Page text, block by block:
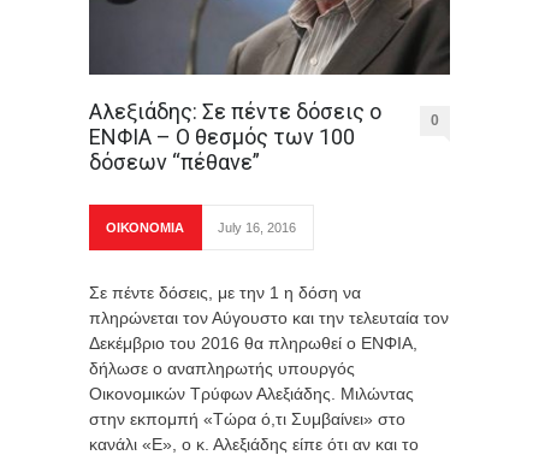
Αλεξιάδης: Σε πέντε δόσεις ο
ΕΝΦΙΑ – Ο θεσμός των 100
δόσεων “πέθανε”
0
ΟΙΚΟΝΟΜΙΑ July 16, 2016
Σε πέντε δόσεις, με την 1 η δόση να
πληρώνεται τον Αύγουστο και την τελευταία τον
Δεκέμβριο του 2016 θα πληρωθεί ο ΕΝΦΙΑ,
δήλωσε ο αναπληρωτής υπουργός
Οικονομικών Τρύφων Αλεξιάδης. Μιλώντας
στην εκπομπή «Τώρα ό,τι Συμβαίνει» στο
κανάλι «Ε», ο κ. Αλεξιάδης είπε ότι αν και το